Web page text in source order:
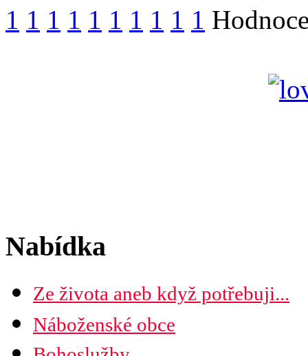
1 1 1 1 1 1 1 1 1 1
Nabídka
Ze života aneb když potřebuji...
Náboženské obce